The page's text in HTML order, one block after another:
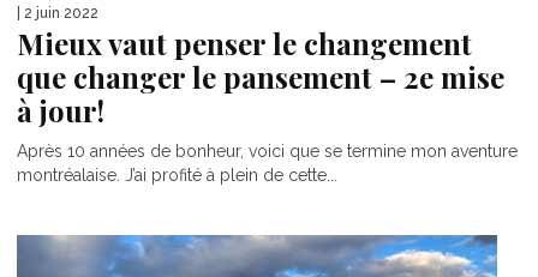
| 2 juin 2022
Mieux vaut penser le changement
que changer le pansement – 2e mise
à jour!
Après 10 années de bonheur, voici que se termine mon aventure
montréalaise. J’ai profité à plein de cette...